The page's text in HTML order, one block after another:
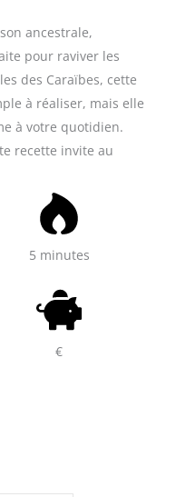
ancestrale,
pour raviver les
des Caraïbes, cette
à réaliser, mais elle
à votre quotidien.
recette invite au
5 minutes
€